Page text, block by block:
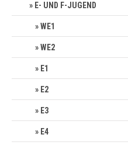
E- UND F-JUGEND
WE1
WE2
E1
E2
E3
E4